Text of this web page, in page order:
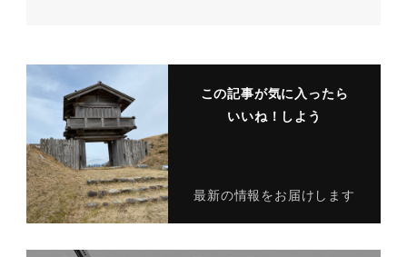
この記事が気に入ったら
いいね！しよう
最新の情報をお届けします